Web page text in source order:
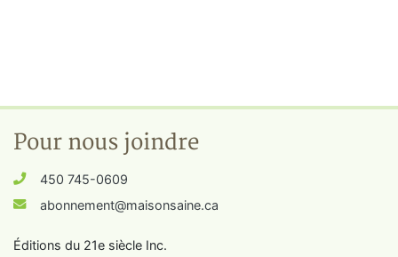
Pour nous joindre
450 745-0609
abonnement@maisonsaine.ca
Éditions du 21e siècle Inc.